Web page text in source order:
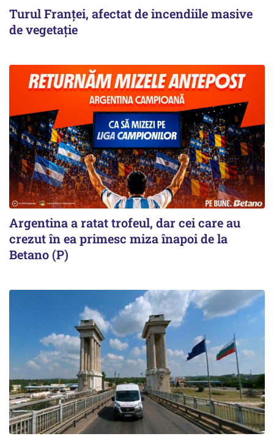
Turul Franţei, afectat de incendiile masive
de vegetaţie
Argentina a ratat trofeul, dar cei care au
crezut în ea primesc miza înapoi de la
Betano (P)